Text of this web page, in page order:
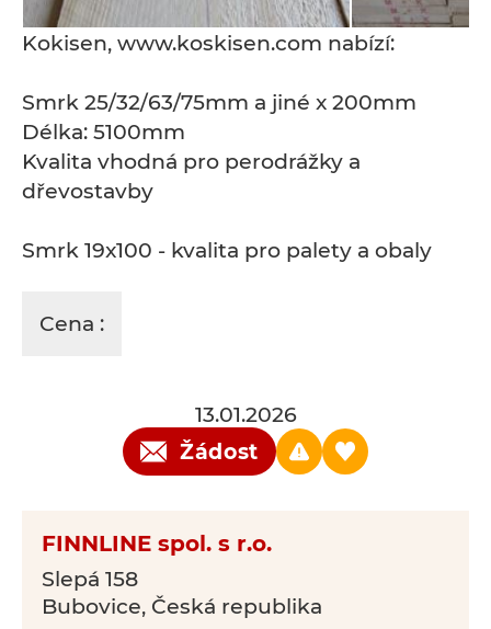
Kokisen, www.koskisen.com nabízí:
Smrk 25/32/63/75mm a jiné x 200mm
Délka: 5100mm
Kvalita vhodná pro perodrážky a
dřevostavby
Smrk 19x100 - kvalita pro palety a obaly
Cena :
13.01.2026
Žádost
FINNLINE spol. s r.o.
Slepá 158
Bubovice, Česká republika